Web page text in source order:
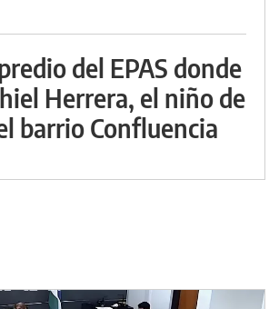
del EPAS donde
Herrera, el niño de
barrio Confluencia